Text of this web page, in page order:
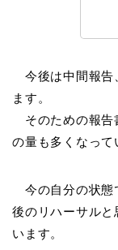
今後は中間報告
ます。
そのための報告
の量も多くなって
今の自分の状態
後のリハーサルと
います。